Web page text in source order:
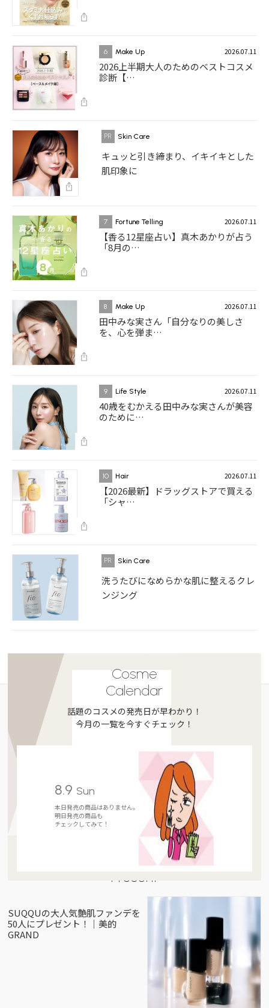
6 Make Up 2026.07.11
2026上半期大人のためのベストコスメ
診断【…
Skin Care
キュッと引き締まり、イキイキとした
肌印象に
7 Fortune Telling 2026.07.11
【香る12星座占い】真木あかりが占う
「8月の…
8 Make Up 2026.07.11
田中みな実さん「自分なりの美しさ
を、心を弾ま…
9 Life Style 2026.07.11
40歳をむかえる田中みな実さんが美容
のために…
10 Hair 2026.07.11
【2026最新】ドラッグストアで買える
「シャ…
Skin Care
洗うたびになめらかな肌に整えるクレ
ンジング
Cosme
Calendar
話題のコスメの発売日が早わかり！
今月の一覧を今すぐチェック！
8.9 Sun
本日発売の商品はありません。
明日発売の商品も
チェックしてみて！
Present
SUQQUの大人気艶肌ファンデを
50人にプレゼント！｜美的
GRAND